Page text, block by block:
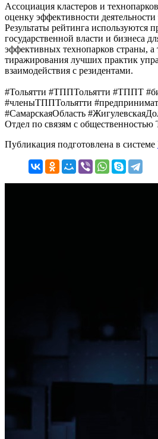
Ассоциация кластеров и
оценку эффективности
Результаты рейтинга используются
государственной власти и бизнеса
эффективных технопарков страны, а
тиражирования лучших практик
взаимодействия с резидентами.
#Тольятти #ТППТольятти #ТППТ
#членыТППТольятти
#СамарскаяОбласть
Отдел по связям с общественностью
Публикация подготовлена в системе